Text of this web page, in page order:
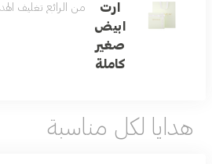
ارت
ابيض
صغير
كاملة
من الرائع تغليف
هدايا لكل مناسبة